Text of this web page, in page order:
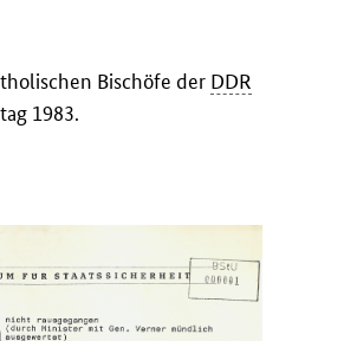
Bischöfe der DDR
1983.